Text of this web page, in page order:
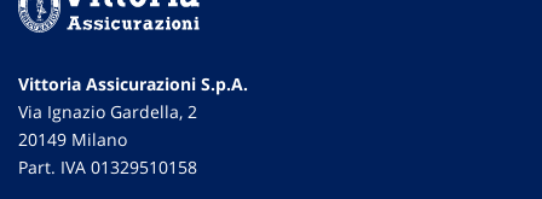
Vittoria Assicurazioni S.p.A.
Via Ignazio Gardella, 2
20149 Milano
Part. IVA 01329510158